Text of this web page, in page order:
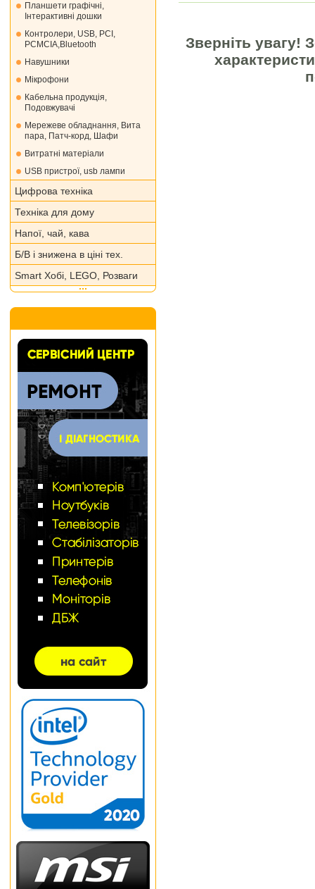
Планшети графічні,
Інтерактивні дошки
Контролери, USB, PCI,
PCMCIA,Bluetooth
Навушники
Мікрофони
Кабельна продукція,
Подовжувачі
Мережеве обладнання, Вита
пара, Патч-корд, Шафи
Витратні матеріали
USB пристрої, usb лампи
Цифрова техніка
Техніка для дому
Напої, чай, кава
Б/В і знижена в ціні тех.
Smart Хобі, LEGO, Розваги
Зверніть увагу!